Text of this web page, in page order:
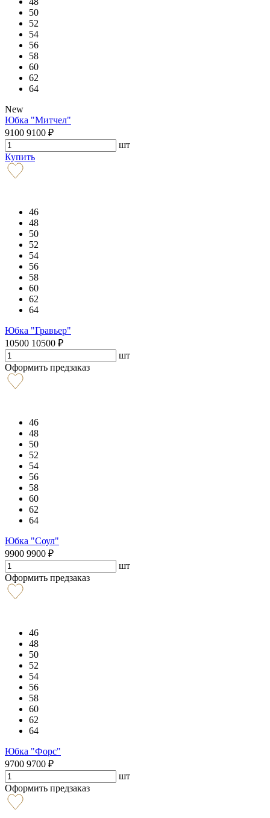
50
52
54
56
58
60
62
64
New
Юбка "Митчел"
9100 9100 ₽
шт
Купить
46
48
50
52
54
56
58
60
62
64
Юбка "Гравьер"
10500 10500 ₽
шт
Оформить предзаказ
46
48
50
52
54
56
58
60
62
64
Юбка "Соул"
9900 9900 ₽
шт
Оформить предзаказ
46
48
50
52
54
56
58
60
62
64
Юбка "Форс"
9700 9700 ₽
шт
Оформить предзаказ